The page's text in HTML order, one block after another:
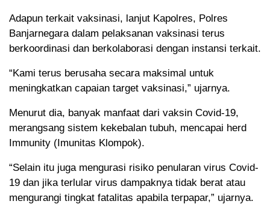
Adapun terkait vaksinasi, lanjut Kapolres, Polres
Banjarnegara dalam pelaksanan vaksinasi terus
berkoordinasi dan berkolaborasi dengan instansi terkait.
“Kami terus berusaha secara maksimal untuk
meningkatkan capaian target vaksinasi,” ujarnya.
Menurut dia, banyak manfaat dari vaksin Covid-19,
merangsang sistem kekebalan tubuh, mencapai herd
Immunity (Imunitas Klompok).
“Selain itu juga mengurasi risiko penularan virus Covid-
19 dan jika terlular virus dampaknya tidak berat atau
mengurangi tingkat fatalitas apabila terpapar,” ujarnya.